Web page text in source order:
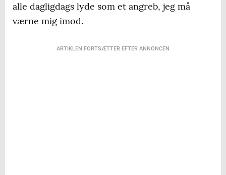
alle dagligdags lyde som et angreb, jeg må
værne mig imod.
ARTIKLEN FORTSÆTTER EFTER ANNONCEN